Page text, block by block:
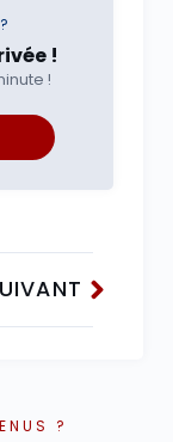
!
!
?